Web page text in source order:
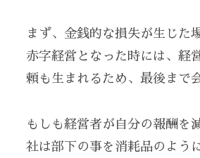
まず、金銭的な損失が生じた
赤字経営となった時には、経
頼も生まれるため、最後まで
もしも経営者が自分の報酬を
社は部下の事を消耗品のよう